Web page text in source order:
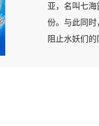
亚，名叫七
份。与此同
阻止水妖们